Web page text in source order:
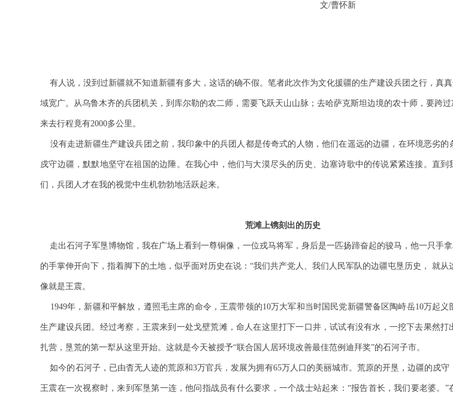
文/曹怀新
有人说，没到过新疆就不知道新疆有多大，这话的确不假。笔者此次作为文化援疆的生产建设兵团之行，真
域宽广。从乌鲁木齐的兵团机关，到库尔勒的农二师，需要飞跃天山山脉；去哈萨克斯坦边境的农十师，要跨
来去行程竟有2000多公里。
没有走进新疆生产建设兵团之前，我印象中的兵团人都是传奇式的人物，他们在遥远的边疆，在环境恶劣的
戍守边疆，默默地坚守在祖国的边陲。在我心中，他们与大漠尽头的历史、边塞诗歌中的传说紧紧连接。直到
们，兵团人才在我的视觉中生机勃勃地活跃起来。
荒滩上镌刻出的历史
走出石河子军垦博物馆，我在广场上看到一尊铜像，一位戎马将军，身后是一匹扬蹄奋起的骏马，他一只手
的手掌伸开向下，指着脚下的土地，似乎面对历史在说：“我们共产党人、我们人民军队的边疆屯垦历史， 就从
像就是王震。
1949年，新疆和平解放，遵照毛主席的命令，王震带领的10万大军和当时国民党新疆警备区陶峙岳10万起义
生产建设兵团。经过考察，王震来到一处戈壁荒滩，命人在这里打下一口井，试试有没有水，一挖下去果然打
扎营，垦荒的第一犁从这里开始。这就是今天被授予“联合国人居环境改善最佳范例迪拜奖”的石河子市。
如今的石河子，已由杳无人迹的荒原和3万官兵，发展为拥有65万人口的美丽城市。荒原的开垦，边疆的戍守
王震在一次视察时，来到军垦第一连，他问指战员有什么要求，一个战士站起来：“报告首长，我们要老婆。”